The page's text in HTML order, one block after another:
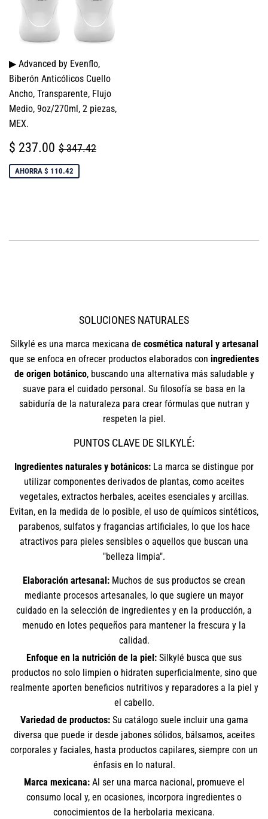
▶ Advanced by Evenflo,
Biberón Anticólicos Cuello
Ancho, Transparente, Flujo
Medio, 9oz/270ml, 2 piezas,
MEX.
PRECIO
DE
VENTA
$ 237.00 $
237.00
PRECIO HABITUAL
$ 347.42
AHORRA $ 110.42
SOLUCIONES NATURALES
Silkylé es una marca mexicana de cosmética natural y artesanal
que se enfoca en ofrecer productos elaborados con ingredientes
de origen botánico, buscando una alternativa más saludable y
suave para el cuidado personal. Su filosofía se basa en la
sabiduría de la naturaleza para crear fórmulas que nutran y
respeten la piel.
PUNTOS CLAVE DE SILKYLÉ:
Ingredientes naturales y botánicos: La marca se distingue por
utilizar componentes derivados de plantas, como aceites
vegetales, extractos herbales, aceites esenciales y arcillas.
Evitan, en la medida de lo posible, el uso de químicos sintéticos,
parabenos, sulfatos y fragancias artificiales, lo que los hace
atractivos para pieles sensibles o aquellos que buscan una
"belleza limpia".
Elaboración artesanal: Muchos de sus productos se crean
mediante procesos artesanales, lo que sugiere un mayor
cuidado en la selección de ingredientes y en la producción, a
menudo en lotes pequeños para mantener la frescura y la
calidad.
Enfoque en la nutrición de la piel: Silkylé busca que sus
productos no solo limpien o hidraten superficialmente, sino que
realmente aporten beneficios nutritivos y reparadores a la piel y
el cabello.
Variedad de productos:Su catálogo suele incluir una gama
diversa que puede ir desde jabones sólidos, bálsamos, aceites
corporales y faciales, hasta productos capilares, siempre con un
énfasis en lo natural.
Marca mexicana:Al ser una marca nacional, promueve el
consumo local y, en ocasiones, incorpora ingredientes o
conocimientos de la herbolaria mexicana.